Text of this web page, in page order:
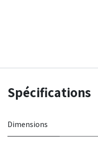
Spécifications
Dimensions